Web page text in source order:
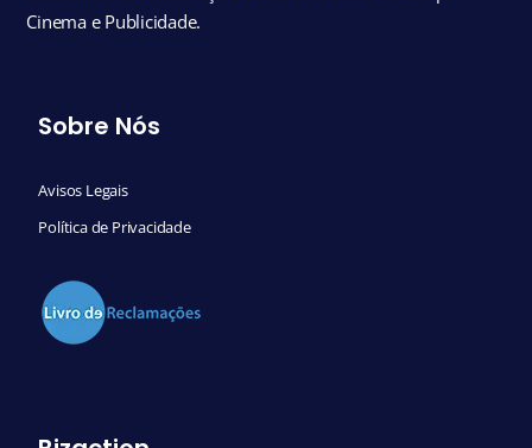
Cinema e Publicidade.
Sobre Nós
Avisos Legais
Política de Privacidade